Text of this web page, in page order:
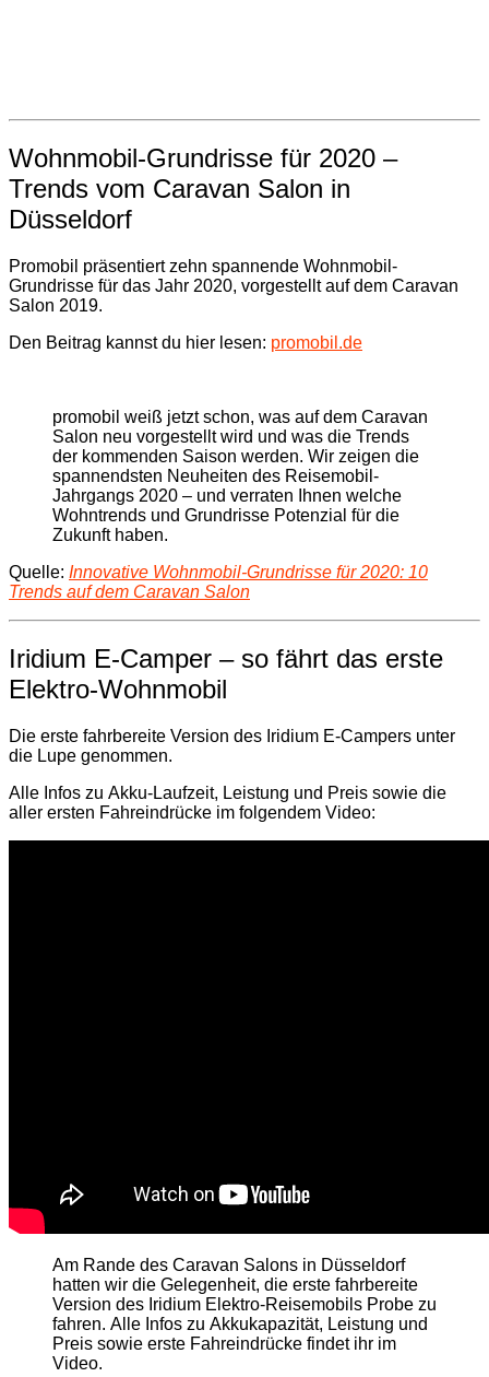
Wohnmobil-Grundrisse für 2020 –
Trends vom Caravan Salon in
Düsseldorf
Promobil präsentiert zehn spannende Wohnmobil-
Grundrisse für das Jahr 2020, vorgestellt auf dem Caravan
Salon 2019.
Den Beitrag kannst du hier lesen: promobil.de
promobil weiß jetzt schon, was auf dem Caravan
Salon neu vorgestellt wird und was die Trends
der kommenden Saison werden. Wir zeigen die
spannendsten Neuheiten des Reisemobil-
Jahrgangs 2020 – und verraten Ihnen welche
Wohntrends und Grundrisse Potenzial für die
Zukunft haben.
Quelle: Innovative Wohnmobil-Grundrisse für 2020: 10
Trends auf dem Caravan Salon
Iridium E-Camper – so fährt das erste
Elektro-Wohnmobil
Die erste fahrbereite Version des Iridium E-Campers unter
die Lupe genommen.
Alle Infos zu Akku-Laufzeit, Leistung und Preis sowie die
aller ersten Fahreindrücke im folgendem Video:
Am Rande des Caravan Salons in Düsseldorf
hatten wir die Gelegenheit, die erste fahrbereite
Version des Iridium Elektro-Reisemobils Probe zu
fahren. Alle Infos zu Akkukapazität, Leistung und
Preis sowie erste Fahreindrücke findet ihr im
Video.